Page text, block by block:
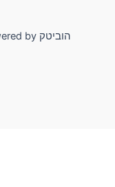
Copyright © 2026 הוביטק | Powered by הוביטק